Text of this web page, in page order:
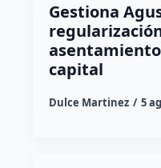
Gestiona
capital
Dulce Martinez 5